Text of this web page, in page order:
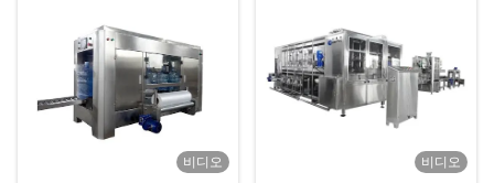
비디오
비디오